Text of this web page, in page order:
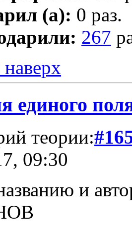
(а): 0 раз.
267
единого
теории:
09:30
и